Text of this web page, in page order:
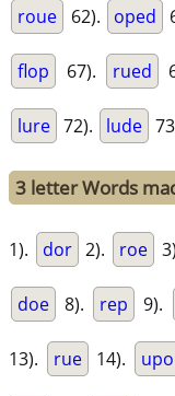
roue 62). oped
flop 67). rued
lure 72). lude
3 letter Words
1). dor 2). roe
doe 8). rep 9).
13). rue 14). upo